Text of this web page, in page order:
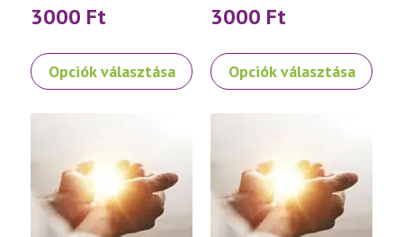
3000 Ft
Opciók választása
Ennek
a
van.
változatok
3000 Ft
Opciók választása
Ennek
a
van.
változatok